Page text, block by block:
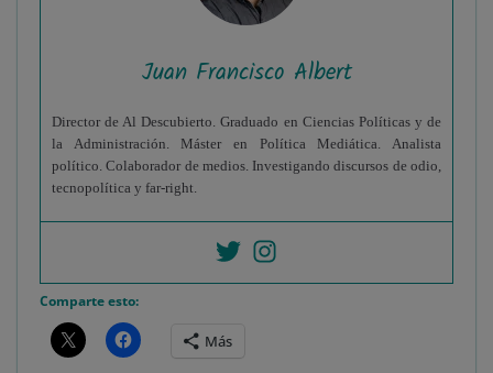
Juan Francisco Albert
Director de Al Descubierto. Graduado en Ciencias Políticas y de
la Administración. Máster en Política Mediática. Analista
político. Colaborador de medios. Investigando discursos de odio,
tecnopolítica y far-right.
Comparte esto:
Más